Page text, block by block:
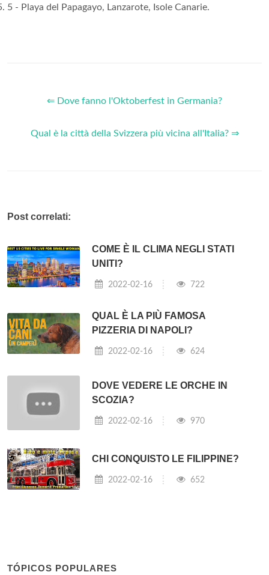
5 - Playa del Papagayo, Lanzarote, Isole Canarie.
⇐ Dove fanno l'Oktoberfest in Germania?
Qual è la città della Svizzera più vicina all'Italia? ⇒
Post correlati:
COME È IL CLIMA NEGLI STATI
UNITI?
2022-02-16 722
QUAL È LA PIÙ FAMOSA
PIZZERIA DI NAPOLI?
2022-02-16 624
DOVE VEDERE LE ORCHE IN
SCOZIA?
2022-02-16 970
CHI CONQUISTO LE FILIPPINE?
2022-02-16 652
TÓPICOS POPULARES